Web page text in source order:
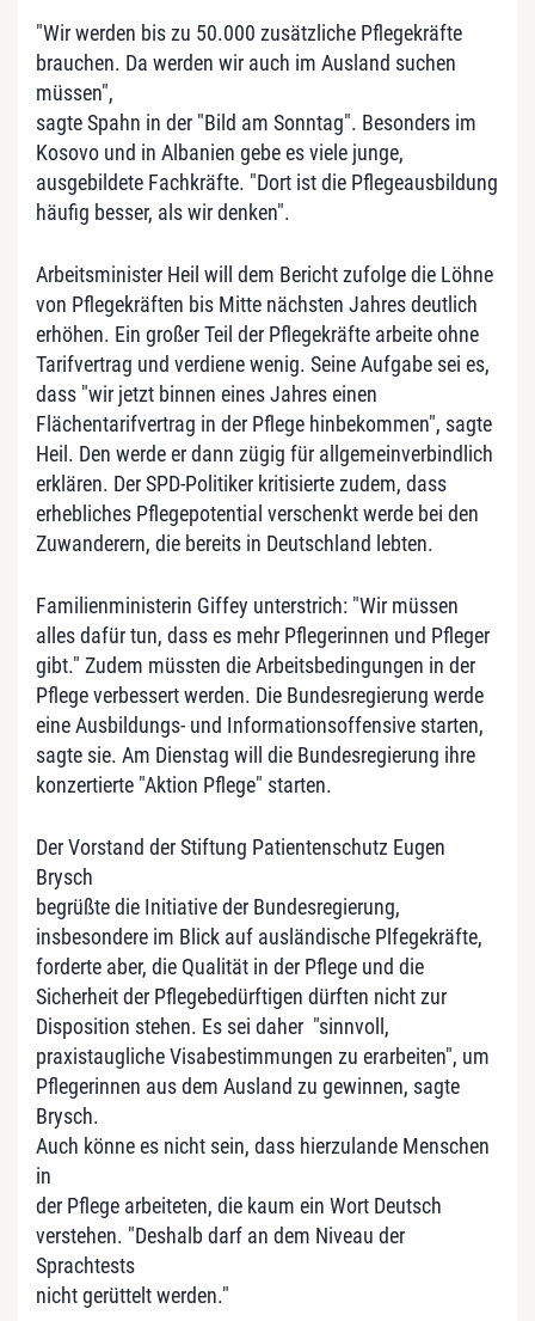
"Wir werden bis zu 50.000 zusätzliche Pflegekräfte
brauchen. Da werden wir auch im Ausland suchen
müssen",
sagte Spahn in der "Bild am Sonntag". Besonders im
Kosovo und in Albanien gebe es viele junge,
ausgebildete Fachkräfte. "Dort ist die Pflegeausbildung
häufig besser, als wir denken".
Arbeitsminister Heil will dem Bericht zufolge die Löhne
von Pflegekräften bis Mitte nächsten Jahres deutlich
erhöhen. Ein großer Teil der Pflegekräfte arbeite ohne
Tarifvertrag und verdiene wenig. Seine Aufgabe sei es,
dass "wir jetzt binnen eines Jahres einen
Flächentarifvertrag in der Pflege hinbekommen", sagte
Heil. Den werde er dann zügig für allgemeinverbindlich
erklären. Der SPD-Politiker kritisierte zudem, dass
erhebliches Pflegepotential verschenkt werde bei den
Zuwanderern, die bereits in Deutschland lebten.
Familienministerin Giffey unterstrich: "Wir müssen
alles dafür tun, dass es mehr Pflegerinnen und Pfleger
gibt." Zudem müssten die Arbeitsbedingungen in der
Pflege verbessert werden. Die Bundesregierung werde
eine Ausbildungs- und Informationsoffensive starten,
sagte sie. Am Dienstag will die Bundesregierung ihre
konzertierte "Aktion Pflege" starten.
Der Vorstand der Stiftung Patientenschutz Eugen
Brysch
begrüßte die Initiative der Bundesregierung,
insbesondere im Blick auf ausländische Plfegekräfte,
forderte aber, die Qualität in der Pflege und die
Sicherheit der Pflegebedürftigen dürften nicht zur
Disposition stehen. Es sei daher "sinnvoll,
praxistaugliche Visabestimmungen zu erarbeiten", um
Pflegerinnen aus dem Ausland zu gewinnen, sagte
Brysch.
Auch könne es nicht sein, dass hierzulande Menschen
in
der Pflege arbeiteten, die kaum ein Wort Deutsch
verstehen. "Deshalb darf an dem Niveau der
Sprachtests
nicht gerüttelt werden."